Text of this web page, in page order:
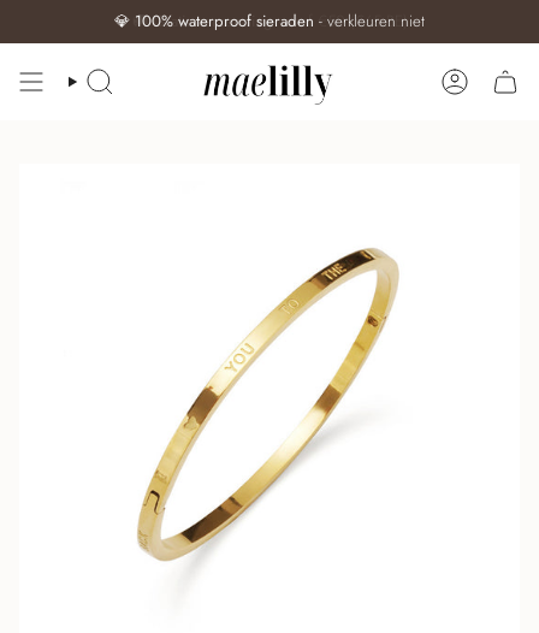
💎 100% waterproof sieraden - verkleuren niet
ZOEKEN